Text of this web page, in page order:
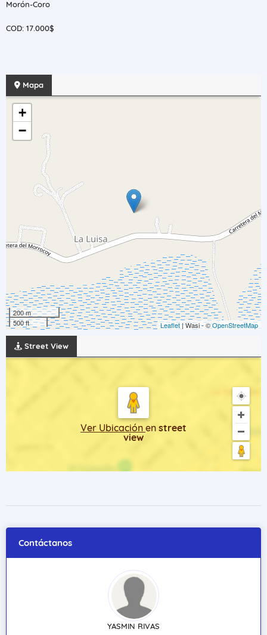
Morón-Coro
COD: 17.000$
Mapa
+
−
200 m
500 ft
Leaflet| Wasi - ©OpenStreetMap
Street View
Ver Ubicación en street
view
Contáctanos
YASMIN RIVAS